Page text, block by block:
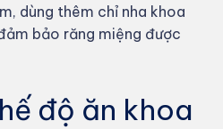
dùng thêm chỉ nha khoa
bảo răng miệng được
độ ăn khoa